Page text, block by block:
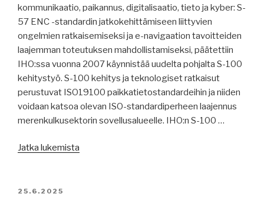
avusteisella
aluksella,
ensimmäinen
ammoniakkialus
neitsytmatkalla,
raportteja,
MSC110,
päällikön
ripeät
kommunikaatio, paikannus, digitalisaatio, tieto ja kyber: S-
57 ENC -standardin jatkokehittämiseen liittyvien
ongelmien ratkaisemiseksi ja e-navigaation tavoitteiden
laajemman toteutuksen mahdollistamiseksi, päätettiin
IHO:ssa vuonna 2007 käynnistää uudelta pohjalta S-100
kehitystyö. S-100 kehitys ja teknologiset ratkaisut
perustuvat ISO19100 paikkatietostandardeihin ja niiden
voidaan katsoa olevan ISO-standardiperheen laajennus
merenkulkusektorin sovellusalueelle. IHO:n S-100 …
Jatka lukemista
JULKAISTU
25.6.2025